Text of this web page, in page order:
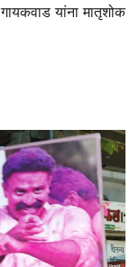
गायकवाड यांना मातृशोक